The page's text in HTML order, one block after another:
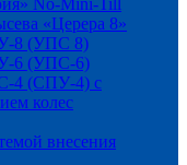
No-Mini-Till
«Церера 8»
8 (УПС 8)
6 (УПС-6)
4 (СПУ-4) с
колес
внесения